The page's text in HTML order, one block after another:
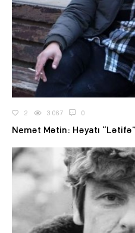
2 3 067 0
Nemət Mətin: Həyatı